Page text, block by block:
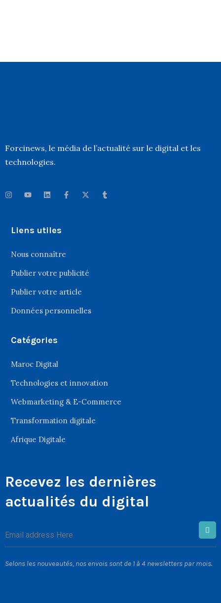
Forcinews, le média de l’actualité sur le digital et les
technologies.
Liens utiles
Nous connaître
Publier votre publicité
Publier votre article
Données personnelles
Catégories
Maroc Digital
Technologies et innovation
Webmarketing & E-Commerce
Transformation digitale
Afrique Digitale
Recevez les dernières
actualités du digital
Selons les nouveautés, nos envois sont de 1 à 4 newsletters par mois.